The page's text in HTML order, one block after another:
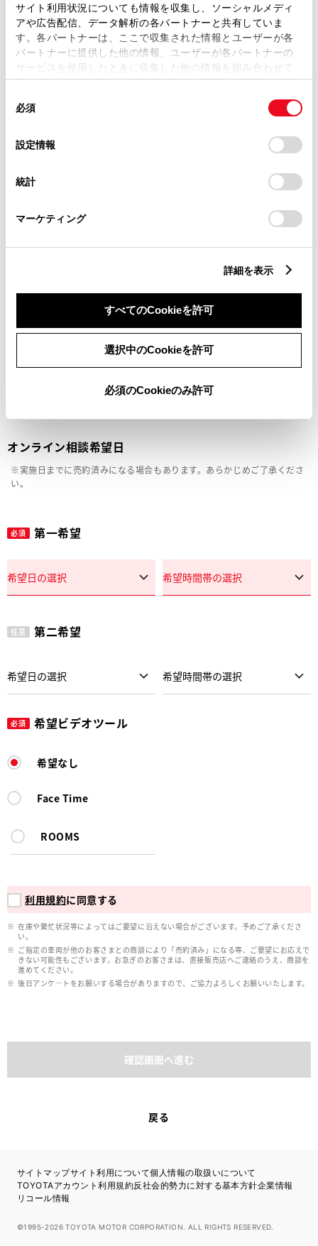
サイト利用状況についても情報を収集し、ソーシャルメディ
アや広告配信、データ解析の各パートナーと共有していま
す。各パートナーは、ここで収集された情報とユーザーが各
パートナーに提供した他の情報、ユーザーが各パートナーの
サービスを使用したときに収集した他の情報を組み合わせて
使用することがあります。当ウェブサイトの使用を続行する
デバイスにすべてのCookie(クッキー)が保存されることに同
意したことになります。Cookie(クッキー)のオプトアウト、
設定の変更、同意を撤回したりするにあたっては、当社の
「Cookie（クッキー）情報の取り扱いについて
」をご覧くだ
必須
設定情報
統計
マーケティング
詳細を表示
すべてのCookieを許可
選択中のCookieを許可
必須のCookieのみ許可
必須 ご希望の連絡方法
Eメール
メールアドレス
オンライン相談希望日
※実施日までに売約済みになる場合もあります。あらかじめご了承くださ
い。
必須 第一希望
任意 第二希望
必須 希望ビデオツール
希望なし
Face Time
ROOMS
利用規約に同意する
在庫や繁忙状況等によってはご要望に沿えない場合がございます。予めご了承くださ
い。
ご指定の車両が他のお客さまとの商談により「売約済み」になる等、ご要望にお応えで
きない可能性もございます。お急ぎのお客さまは、直接販売店へご連絡のうえ、商談を
進めてください。
後日アンケ―トをお願いする場合がありますので、ご協力よろしくお願いいたします。
確認画面へ進む
戻る
サイトマップサイト利用について個人情報の取扱いについて
TOYOTAアカウント利用規約反社会的勢力に対する基本方針企業情報
リコール情報
©1995-2026 TOYOTA MOTOR CORPORATION. ALL RIGHTS RESERVED.